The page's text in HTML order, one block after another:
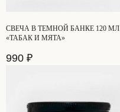
СВЕЧА В ТЕМНОЙ БАНКЕ 120 МЛ
«ТАБАК И МЯТА»
990 ₽